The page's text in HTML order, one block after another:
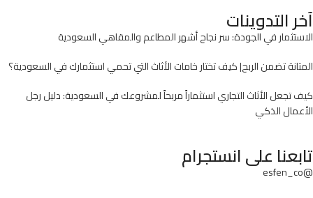
آخر التدوينات
الاستثمار في الجودة: سر نجاح أشهر المطاعم والمقاهي السعودية
المتانة تضمن الربح| كيف تختار خامات الأثاث التي تحمي استثمارك في السعودية؟
كيف تجعل الأثاث التجاري استثماراً مربحاً لمشروعك في السعودية: دليل رجل
الأعمال الذكي
تابعنا على انستجرام
@esfen_co